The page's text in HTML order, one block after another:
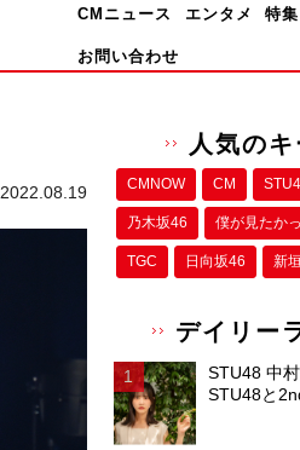
CMニュース エンタメ 特集
お問い合わせ
2022.08.19
人気の
CMNOW CM
乃木坂46 僕が⾒たか
TGC 日向坂46 新
デイリー
STU48 中
STU48と